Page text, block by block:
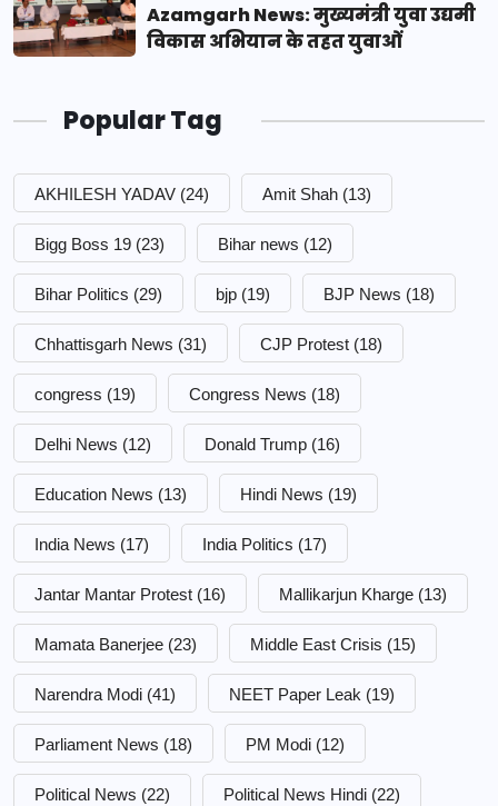
Azamgarh News: मुख्यमंत्री युवा उद्यमी
विकास अभियान के तहत युवाओं
Popular Tag
AKHILESH YADAV (24) Amit Shah (13)
Bigg Boss 19 (23) Bihar news (12)
Bihar Politics (29) bjp (19) BJP News (18)
Chhattisgarh News (31) CJP Protest (18)
congress (19) Congress News (18)
Delhi News (12) Donald Trump (16)
Education News (13) Hindi News (19)
India News (17) India Politics (17)
Jantar Mantar Protest (16) Mallikarjun Kharge (13)
Mamata Banerjee (23) Middle East Crisis (15)
Narendra Modi (41) NEET Paper Leak (19)
Parliament News (18) PM Modi (12)
Political News (22) Political News Hindi (22)